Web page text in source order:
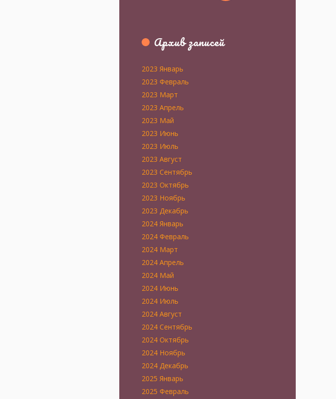
Архив записей
2023 Январь
2023 Февраль
2023 Март
2023 Апрель
2023 Май
2023 Июнь
2023 Июль
2023 Август
2023 Сентябрь
2023 Октябрь
2023 Ноябрь
2023 Декабрь
2024 Январь
2024 Февраль
2024 Март
2024 Апрель
2024 Май
2024 Июнь
2024 Июль
2024 Август
2024 Сентябрь
2024 Октябрь
2024 Ноябрь
2024 Декабрь
2025 Январь
2025 Февраль